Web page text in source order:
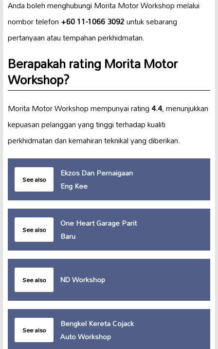
Anda boleh menghubungi Morita Motor Workshop melalui
nombor telefon+60 11-1066 3092untuk sebarang
pertanyaan atau tempahan perkhidmatan.
Berapakah rating Morita Motor
Workshop?
Morita Motor Workshop mempunyai rating4.4, menunjukkan
kepuasan pelanggan yang tinggi terhadap kualiti
perkhidmatan dan kemahiran teknikal yang diberikan.
See also
Ekzos Dan Pernaigaan
Eng Kee
See also
One Heart Garage Parit
Baru
See also ND Workshop
See also
Bengkel Kereta Cojack
Auto Workshop